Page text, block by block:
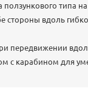
ползункового типа
стороны вдоль
передвижении
с карабином для